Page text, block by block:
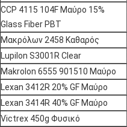
CCP 4115 104F Μαύρο 15%
Glass Fiber PBT
Μακρόλων 2458 Καθαρός
Lupilon S3001R Clear
Makrolon 6555 901510 Μαύρο
Lexan 3412R 20% GF Μαύρο
Lexan 3414R 40% GF Μαύρο
Victrex 450g Φυσικό